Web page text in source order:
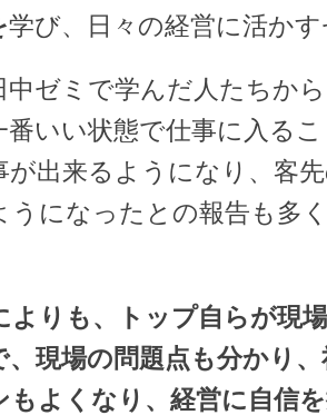
学び、日々の経営に活か
中ゼミで学んだ人たちか
番いい状態で仕事に入る
が出来るようになり、客
うになったとの報告も多
よりも、トップ自らが現
、現場の問題点も分かり
もよくなり、経営に自信